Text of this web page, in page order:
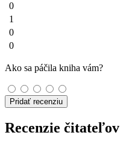
0
1
0
0
Ako sa páčila kniha vám?
Pridať recenziu
Recenzie čitateľov